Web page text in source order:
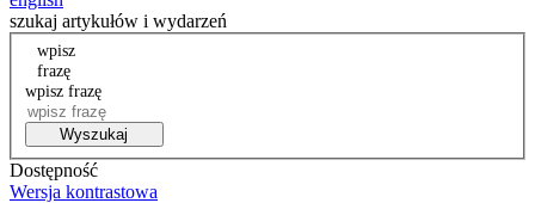
szukaj artykułów i wydarzeń
wpisz
frazę
wpisz frazę
Wyszukaj
Dostępność
Wersja kontrastowa